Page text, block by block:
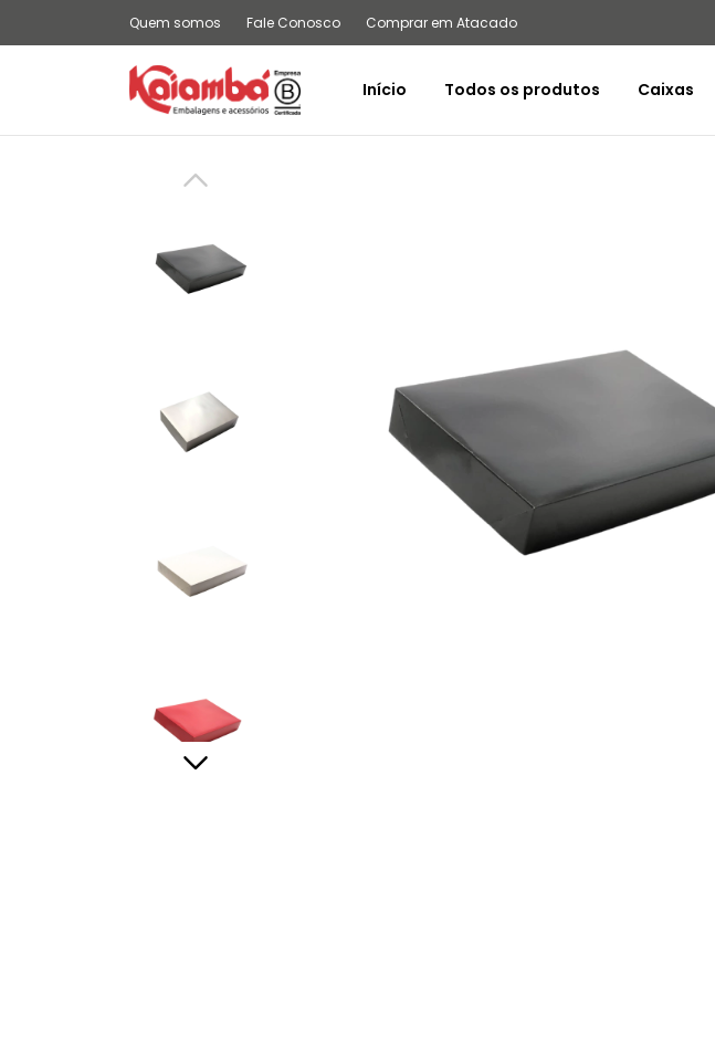
Quem somos Fale Conosco Comprar em Atacado
Início Todos os produtos Caixas